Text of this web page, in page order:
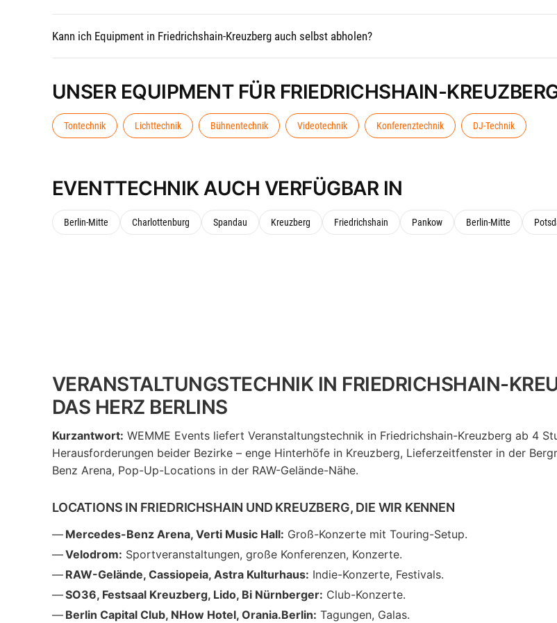
Kann ich Equipment in Friedrichshain-Kreuzberg auch selbst abholen?
UNSER EQUIPMENT FÜR FRIEDRICHSHAIN-
Tontechnik Lichttechnik Bühnentechnik Videotechnik Konferenztechnik DJ-Technik
EVENTTECHNIK AUCH VERFÜGBAR IN
Berlin-Mitte Charlottenburg Spandau Kreuzberg Friedrichshain Pankow Berlin-Mitte
VERANSTALTUNGSTECHNIK IN FRIEDRICHSHAIN-
DAS HERZ BERLINS
Kurzantwort: WEMME Events liefert Veranstaltungstechnik in Friedrichshain-Kreuzberg ab 4
Herausforderungen beider Bezirke – enge Hinterhöfe in Kreuzberg, Lieferzeitfenster in der
Benz Arena, Pop-Up-Locations in der RAW-Gelände-Nähe.
LOCATIONS IN FRIEDRICHSHAIN UND KREUZBERG, DIE WIR KENNEN
Mercedes-Benz Arena, Verti Music Hall: Groß-Konzerte mit Touring-Setup.
Velodrom: Sportveranstaltungen, große Konferenzen, Konzerte.
RAW-Gelände, Cassiopeia, Astra Kulturhaus: Indie-Konzerte, Festivals.
SO36, Festsaal Kreuzberg, Lido, Bi Nürnberger: Club-Konzerte.
Berlin Capital Club, NHow Hotel, Orania.Berlin: Tagungen, Galas.